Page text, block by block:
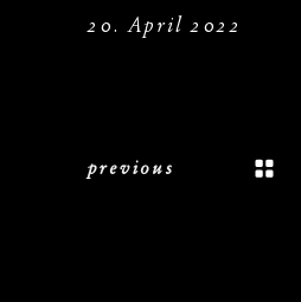
20. April 2022
previous